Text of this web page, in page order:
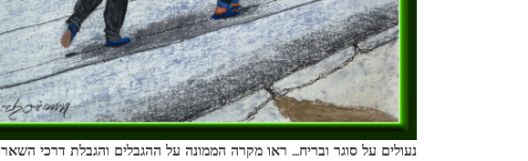
נעולים על סוגר ובריח…. ראו מקרה הממונה על ההגבלים והגבלת דרכי השאר